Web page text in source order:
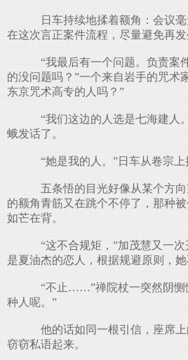
日车持续地揉着额角：会议
在这次言正案件流程，尽量避免再发
“我最后有一个问题。负责案
的没问题吗？”一个来自岩手的咒术
东京咒术高专的人吗？”
“我们这边的人选是七海建人
蛾发话了。
“她是我的人。”日车从卷宗上
五条悟的目光好像从某个方
的额角青筋又在跳个不停了，那种
如芒在背。
“这不合规矩，”加茂慧又一次
是夏油杰的恋人，根据规避原则，
“不止……”禅院杖一突然阴恻
种人呢。”
他的话如同一根引信，座席
窃窃私语起来。